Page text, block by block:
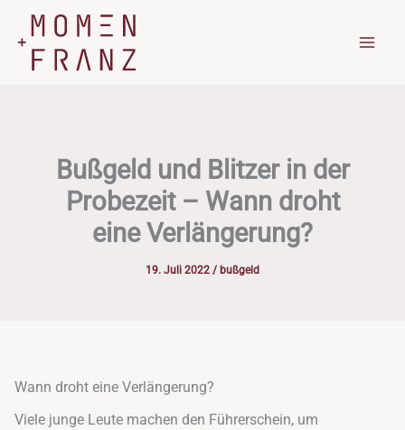
Inhalt
springen
Bußgeld und Blitzer in der
Probezeit – Wann droht
eine Verlängerung?
19. Juli 2022 / bußgeld
Wann droht eine Verlängerung?
Viele junge Leute machen den Führerschein, um